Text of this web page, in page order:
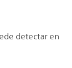
detectar en